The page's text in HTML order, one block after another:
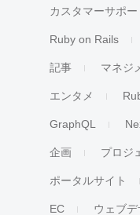
カスタマーサポー
Ruby on Rails
記事 マネジ
エンタメ
GraphQL
企画 プロジ
ポータルサイト
EC ウェブ